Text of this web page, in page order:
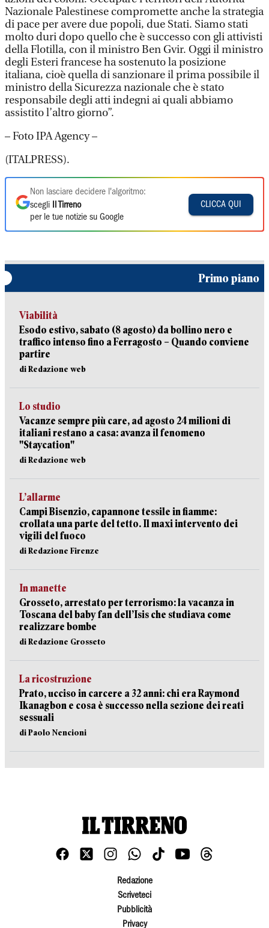
Nazionale Palestinese compromette anche la strategia
di pace per avere due popoli, due Stati. Siamo stati
molto duri dopo quello che è successo con gli attivisti
della Flotilla, con il ministro Ben Gvir. Oggi il ministro
degli Esteri francese ha sostenuto la posizione
italiana, cioè quella di sanzionare il prima possibile il
ministro della Sicurezza nazionale che è stato
responsabile degli atti indegni ai quali abbiamo
assistito l’altro giorno”.
– Foto IPA Agency –
(ITALPRESS).
Non lasciare decidere l'algoritmo:
scegli
Il Tirreno
per le tue notizie su Google
CLICCA QUI
Primo piano
Viabilità
Esodo estivo, sabato (8 agosto) da bollino nero e
traffico intenso fino a Ferragosto – Quando conviene
partire
di Redazione web
Lo studio
Vacanze sempre più care, ad agosto 24 milioni di
italiani restano a casa: avanza il fenomeno
"Staycation"
di Redazione web
L’allarme
Campi Bisenzio, capannone tessile in fiamme:
crollata una parte del tetto. Il maxi intervento dei
vigili del fuoco
di Redazione Firenze
In manette
Grosseto, arrestato per terrorismo: la vacanza in
Toscana del baby fan dell’Isis che studiava come
realizzare bombe
di Redazione Grosseto
La ricostruzione
Prato, ucciso in carcere a 32 anni: chi era Raymond
Ikanagbon e cosa è successo nella sezione dei reati
sessuali
di Paolo Nencioni
Redazione
Scriveteci
Pubblicità
Privacy